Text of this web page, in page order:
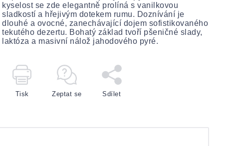
kyselost se zde elegantně prolíná s vanilkovou
sladkostí a hřejivým dotekem rumu. Doznívání je
dlouhé a ovocné, zanechávající dojem sofistikovaného
tekutého dezertu. Bohatý základ tvoří pšeničné slady,
laktóza a masivní nálož jahodového pyré.
Tisk Zeptat se Sdílet